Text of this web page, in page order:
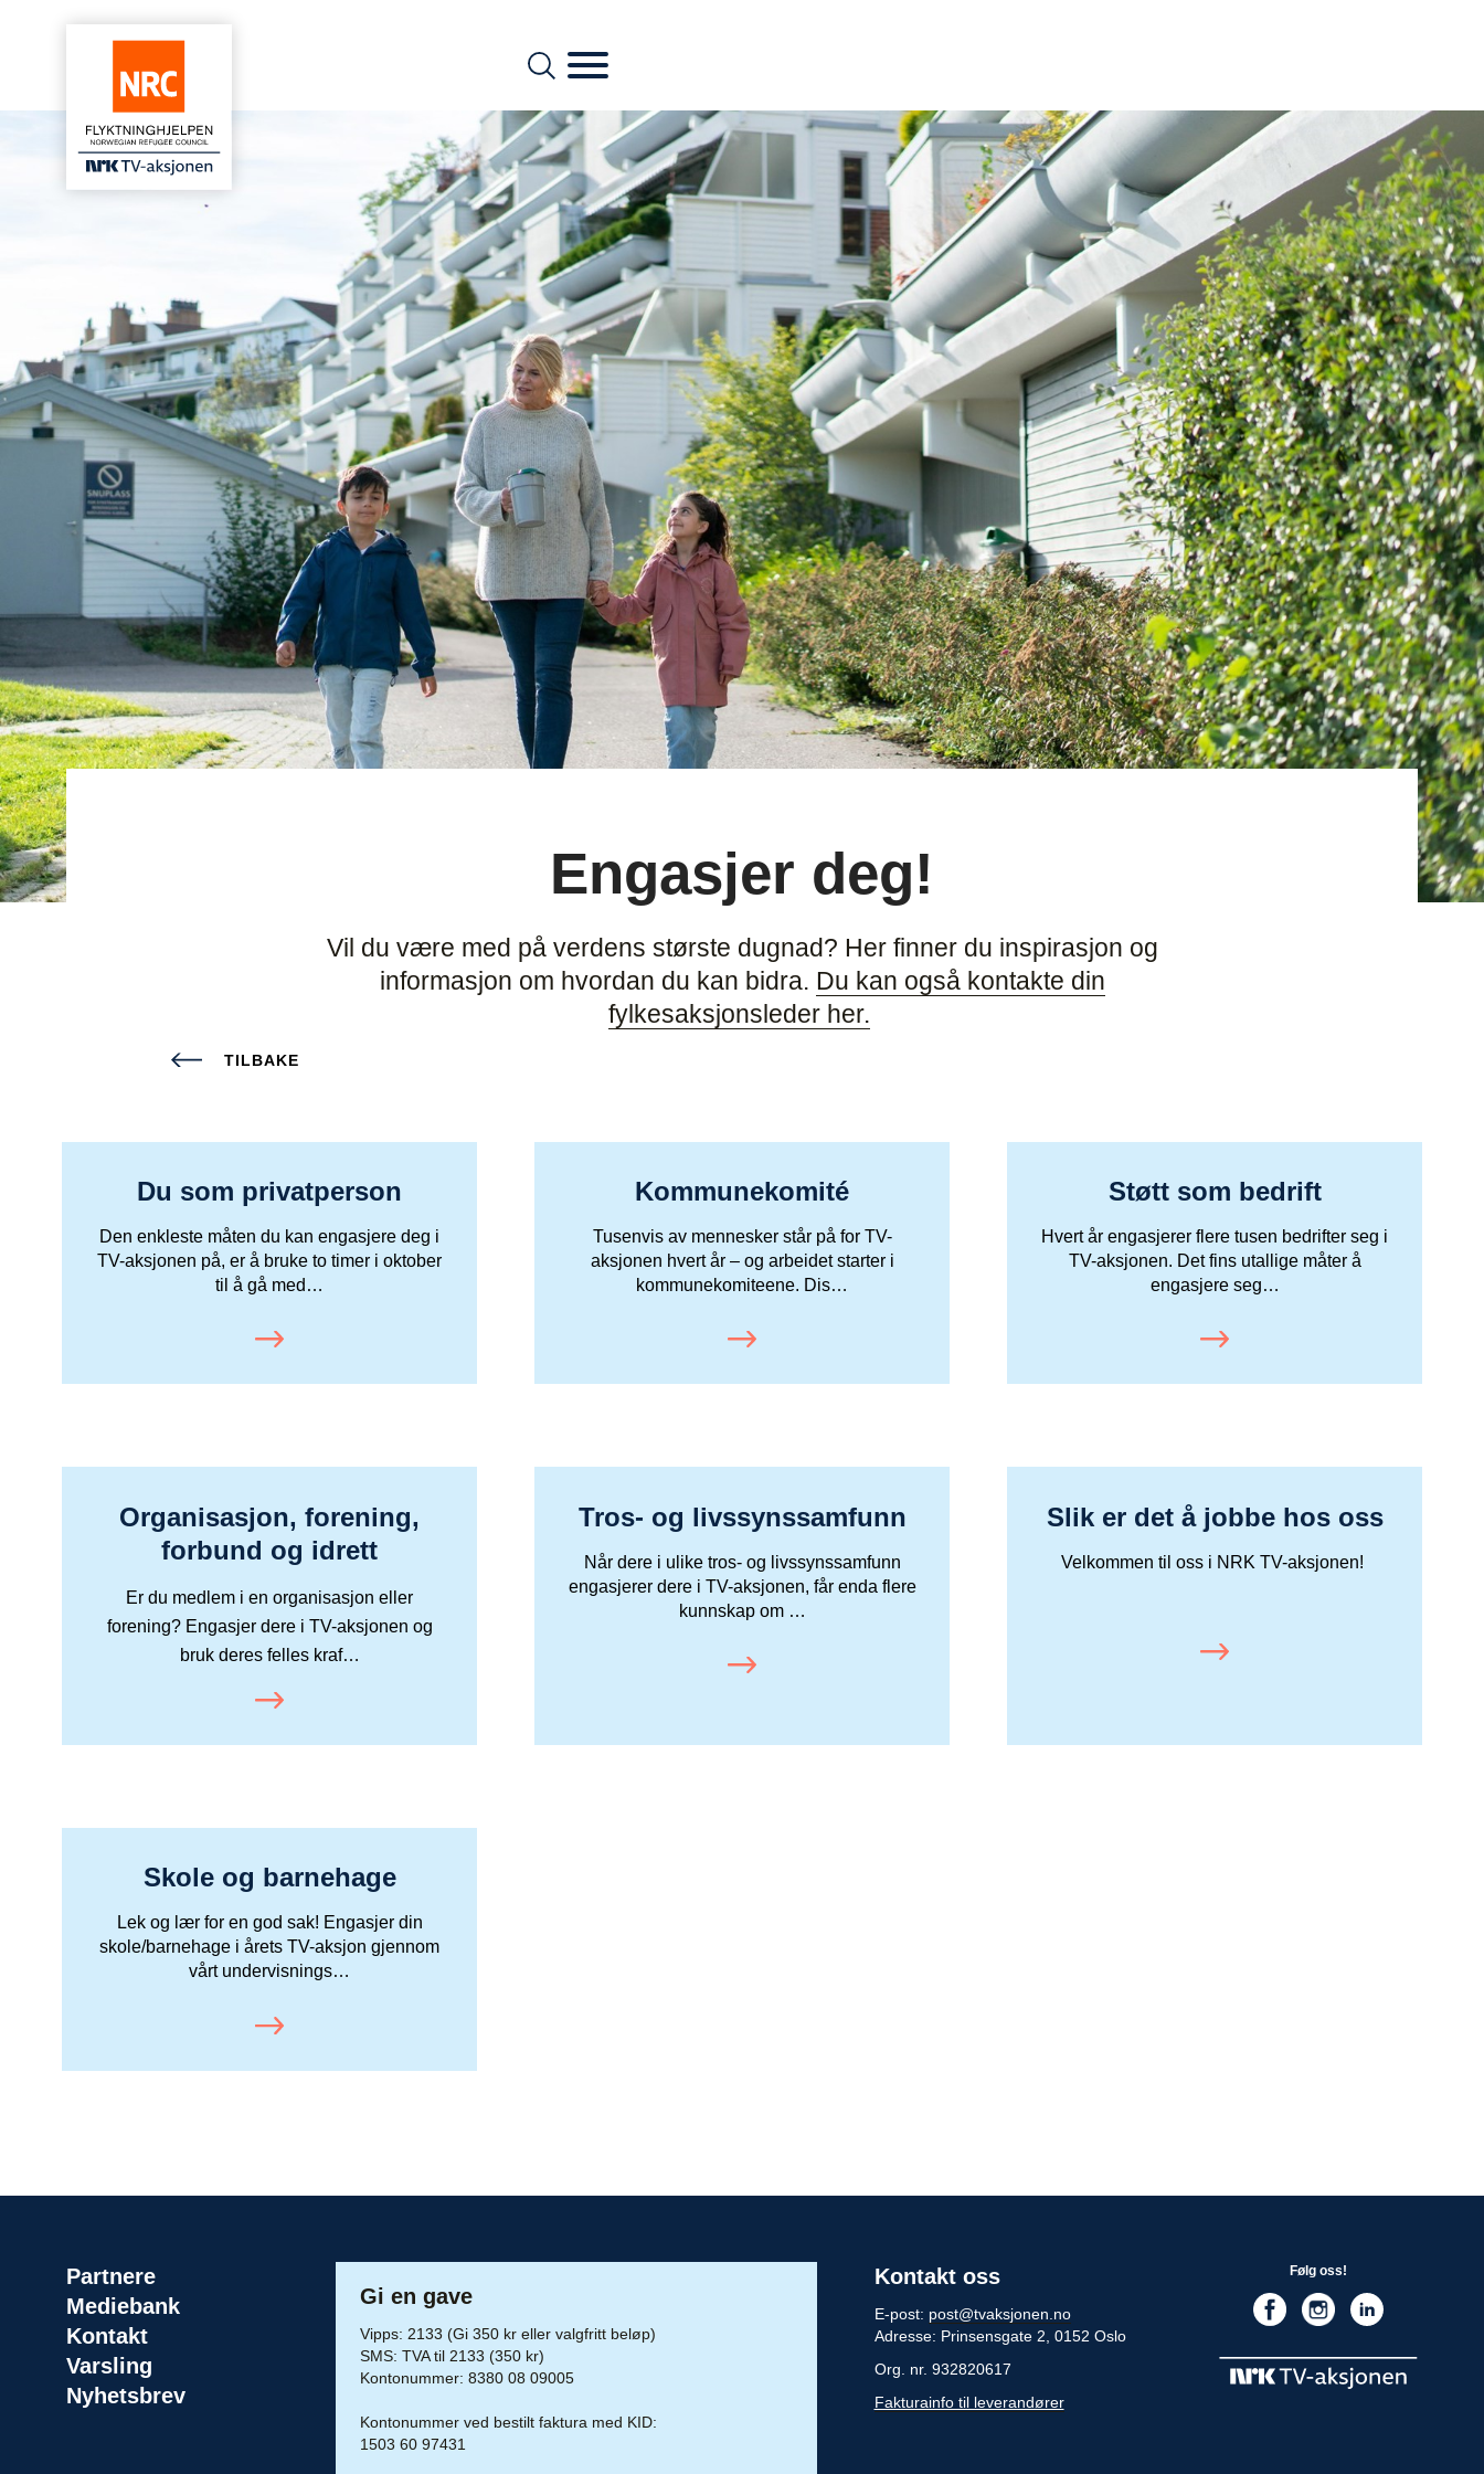
Engasjer deg!
Vil du være med på verdens største dugnad? Her finner du inspirasjon og
informasjon om hvordan du kan bidra. Du kan også kontakte din
fylkesaksjonsleder her.
TILBAKE
Du som privatperson
Den enkleste måten du kan engasjere deg i
TV-aksjonen på, er å bruke to timer i oktober
til å gå med…
Kommunekomité
Tusenvis av mennesker står på for TV-
aksjonen hvert år – og arbeidet starter i
kommunekomiteene. Dis…
Støtt som bedrift
Hvert år engasjerer flere tusen bedrifter seg i
TV-aksjonen. Det fins utallige måter å
engasjere seg…
Organisasjon, forening,
forbund og idrett
Er du medlem i en organisasjon eller
forening? Engasjer dere i TV-aksjonen og
bruk deres felles kraf…
Tros- og livssynssamfunn
Når dere i ulike tros- og livssynssamfunn
engasjerer dere i TV-aksjonen, får enda flere
kunnskap om …
Slik er det å jobbe hos oss
Velkommen til oss i NRK TV-aksjonen!
Skole og barnehage
Lek og lær for en god sak! Engasjer din
skole/barnehage i årets TV-aksjon gjennom
vårt undervisnings…
Partnere
Mediebank
Kontakt
Varsling
Nyhetsbrev
Gi en gave
Vipps: 2133 (Gi 350 kr eller valgfritt beløp)
SMS: TVA til 2133 (350 kr)
Kontonummer: 8380 08 09005
Kontonummer ved bestilt faktura med KID:
1503 60 97431
Kontakt oss
E-post: post@tvaksjonen.no
Adresse: Prinsensgate 2, 0152 Oslo
Org. nr. 932820617
Fakturainfo til leverandører
Følg oss!